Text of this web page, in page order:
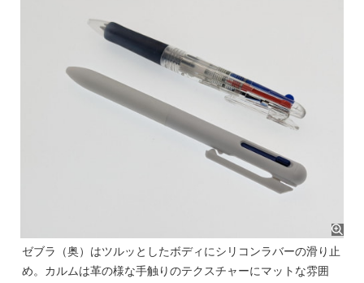
ゼブラ（奥）はツルッとしたボディにシリコンラバーの滑り止
め。カルムは革の様な手触りのテクスチャーにマットな雰囲